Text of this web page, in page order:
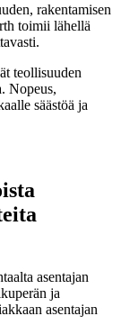
rakentamisen
toimii lähellä
teollisuuden
Nopeus,
säästöä ja
asentajan
ja
asentajan